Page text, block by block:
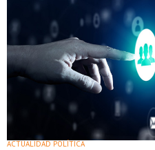
ACTUALIDAD POLÍTICA